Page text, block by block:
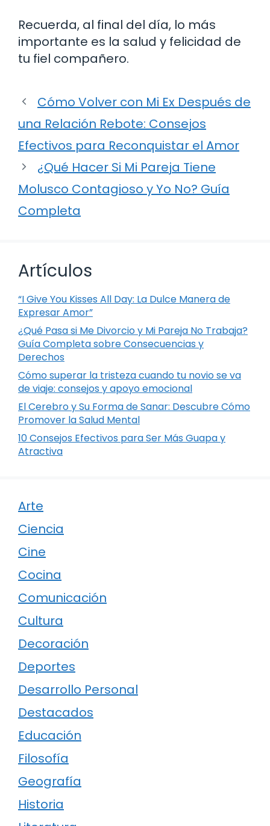
Recuerda, al final del día, lo más
importante es la salud y felicidad de
tu fiel compañero.
Cómo Volver con Mi Ex Después de
una Relación Rebote: Consejos
Efectivos para Reconquistar el Amor
¿Qué Hacer Si Mi Pareja Tiene
Molusco Contagioso y Yo No? Guía
Completa
Artículos
“I Give You Kisses All Day: La Dulce Manera de
Expresar Amor”
¿Qué Pasa si Me Divorcio y Mi Pareja No Trabaja?
Guía Completa sobre Consecuencias y
Derechos
Cómo superar la tristeza cuando tu novio se va
de viaje: consejos y apoyo emocional
El Cerebro y Su Forma de Sanar: Descubre Cómo
Promover la Salud Mental
10 Consejos Efectivos para Ser Más Guapa y
Atractiva
Arte
Ciencia
Cine
Cocina
Comunicación
Cultura
Decoración
Deportes
Desarrollo Personal
Destacados
Educación
Filosofía
Geografía
Historia